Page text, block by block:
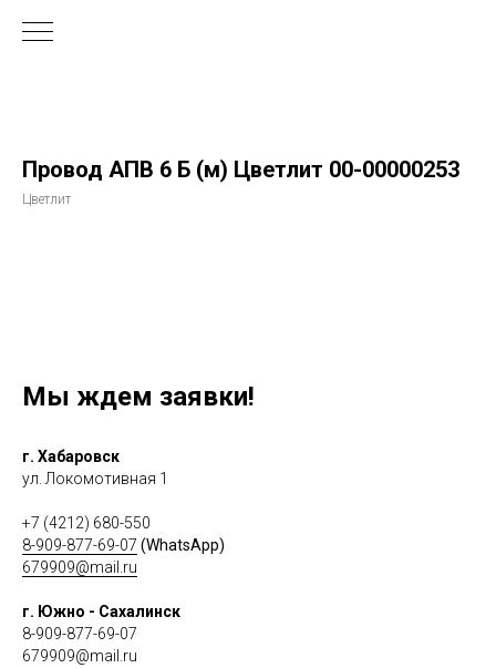
Провод АПВ 6 Б (м) Цветлит 00-00000253
Цветлит
Мы ждем заявки!
г. Хабаровск
ул. Локомотивная 1
+7 (4212) 680-550
8-909-877-69-07 (WhatsApp)
679909@mail.ru
г. Южно - Сахалинск
8-909-877-69-07
679909@mail.ru